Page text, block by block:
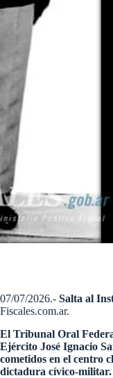
07/07/2026.- Salta al
Fiscales.com.ar.
El Tribunal Oral
Ejército José Ignacio
cometidos en el centro
dictadura cívico-militar.